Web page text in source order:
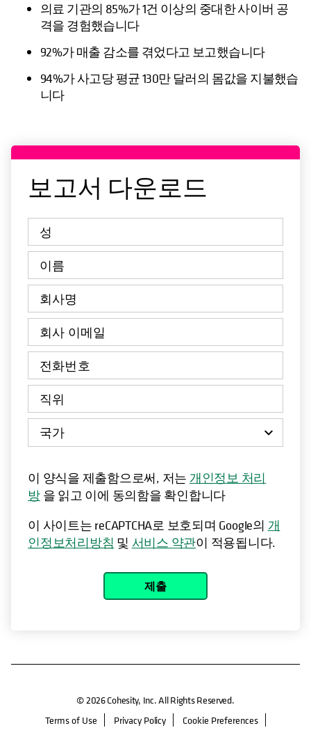
의료 기관의 85%가 1건 이상의 중대한 사이버 공
격을 경험했습니다
92%가 매출 감소를 겪었다고 보고했습니다
94%가 사고당 평균 130만 달러의 몸값을 지불했습
니다
보고서 다운로드
이 양식을 제출함으로써, 저는 개인정보 처리
방을 읽고 이에 동의함을 확인합니다
이 사이트는 reCAPTCHA로 보호되며 Google의 개
인정보처리방침 및 서비스 약관이 적용됩니다.
제출
© 2026 Cohesity, Inc. All Rights Reserved.
Terms of Use
Privacy Policy Cookie Preferences